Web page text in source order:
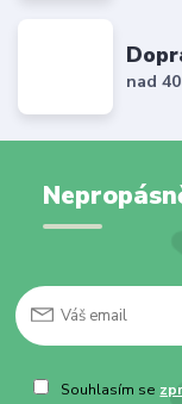
nad
Souhlasím se